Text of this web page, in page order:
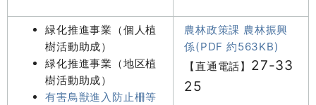
緑化推進事業（個人植
樹活動助成）
緑化推進事業（地区植
樹活動助成）
有害鳥獣進入防止柵等
農林政策課 農林振興
係(PDF 約563KB)
【直通電話】 27-33
25